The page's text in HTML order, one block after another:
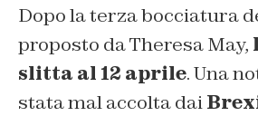
Dopo la terza bocciatura
proposto da Theresa May,
slitta al 12 aprile. Una
stata mal accolta dai